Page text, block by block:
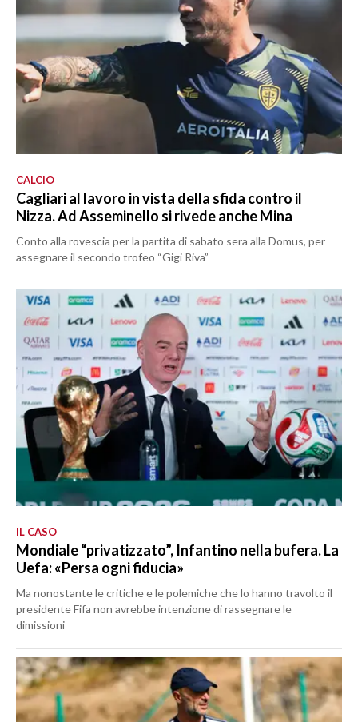
CALCIO
Cagliari al lavoro in vista della sfida contro il
Nizza. Ad Asseminello si rivede anche Mina
Conto alla rovescia per la partita di sabato sera alla Domus, per
assegnare il secondo trofeo “Gigi Riva”
IL CASO
Mondiale “privatizzato”, Infantino nella bufera. La
Uefa: «Persa ogni fiducia»
Ma nonostante le critiche e le polemiche che lo hanno travolto il
presidente Fifa non avrebbe intenzione di rassegnare le
dimissioni